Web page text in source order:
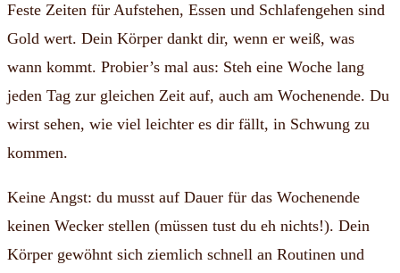
Feste Zeiten für Aufstehen, Essen und Schlafengehen sind
Gold wert. Dein Körper dankt dir, wenn er weiß, was
wann kommt. Probier’s mal aus: Steh eine Woche lang
jeden Tag zur gleichen Zeit auf, auch am Wochenende. Du
wirst sehen, wie viel leichter es dir fällt, in Schwung zu
kommen.
Keine Angst: du musst auf Dauer für das Wochenende
keinen Wecker stellen (müssen tust du eh nichts!). Dein
Körper gewöhnt sich ziemlich schnell an Routinen und